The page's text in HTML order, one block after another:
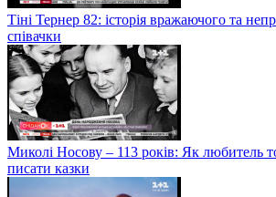
Тіні Тернер 82: історія вражаючого та
співачки
Миколі Носову – 113 років: Як любитель
писати казки